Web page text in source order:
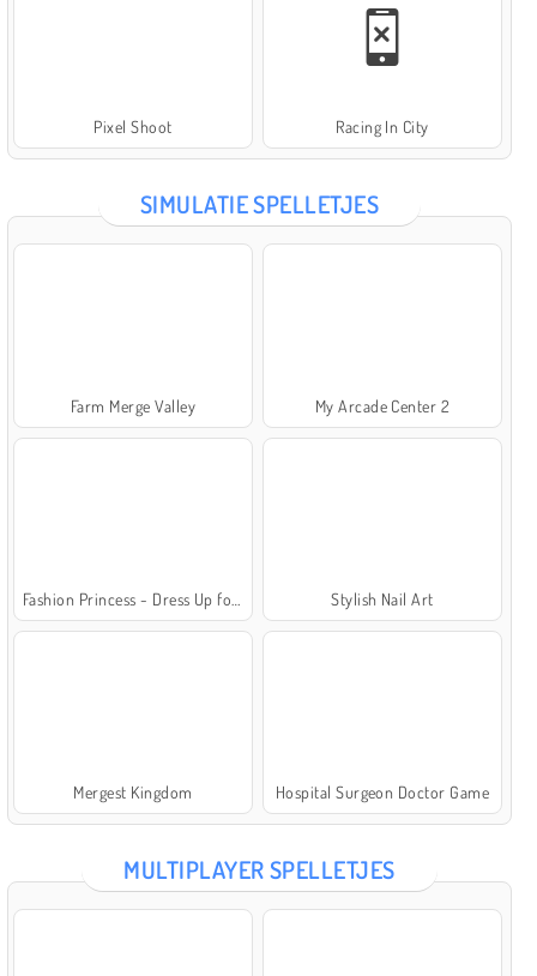
Pixel Shoot Racing In City
SIMULATIE SPELLETJES
Farm Merge Valley My Arcade Center 2
Stylish Nail Art
Mergest Kingdom Hospital Surgeon Doctor Game
MULTIPLAYER SPELLETJES